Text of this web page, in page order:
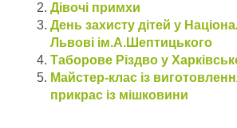
Дівочі примхи
День захисту дітей у
Львові ім.А.Шептицького
Таборове Різдво у
Майстер-клас із
прикрас із мішковини